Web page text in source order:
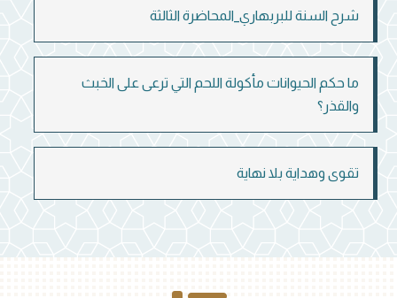
شرح السنة للبربهاري_المحاضرة الثالثة
ما حكم الحيوانات مأكولة اللحم التي ترعى على الخبث
والقذر؟
تقوى وهداية بلا نهاية